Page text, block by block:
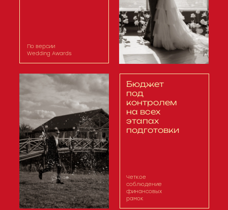
По версии
Wedding Awards
Бюджет
под
контролем
на всех
этапах
подготовки
Четкое
соблюдение
финансовых
рамок